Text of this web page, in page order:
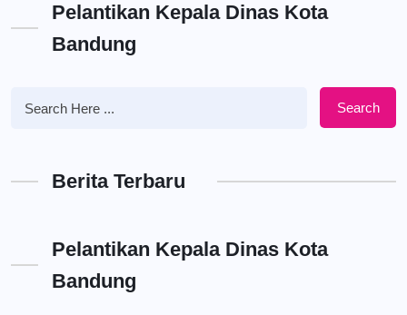
Pelantikan Kepala Dinas Kota
Bandung
Search
Berita Terbaru
Pelantikan Kepala Dinas Kota
Bandung